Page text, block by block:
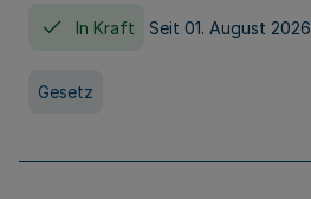
In Kraft Seit 01. August 2026
Gesetz